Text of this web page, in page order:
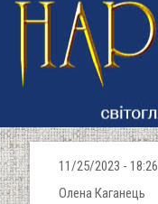
11/25/2023 - 18:26
Олена Каганець